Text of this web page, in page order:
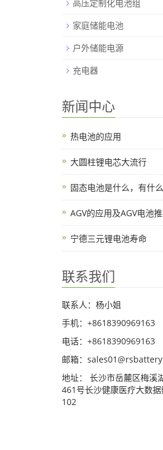
高压定制化电池组
家庭储能电池
户外储能电源
充电器
新闻中心
热电池的应用
大圆柱锂电芯大流行
固态电池是什么，有什么
AGV的应用及AGV电池
宁德三元锂电池寿命
联系我们
联系人：杨小姐
手机：+8618390969163
电话：+8618390969163
邮箱：
地址： 长沙市岳麓区梅溪
461号长沙健康医疗大数
102